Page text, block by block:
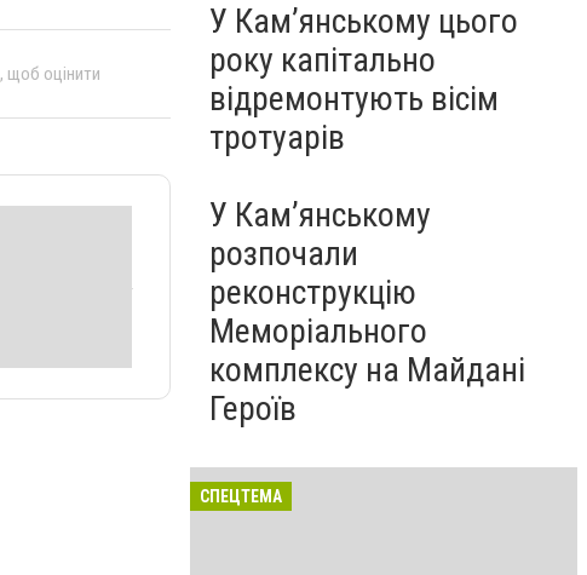
, щоб оцінити
У Кам’янському цього
року капітально
відремонтують вісім
тротуарів
У Кам’янському
розпочали
реконструкцію
Меморіального
комплексу на Майдані
Героїв
СПЕЦТЕМА